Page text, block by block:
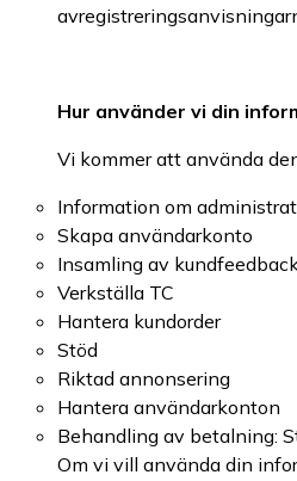
Hur använder vi din
Vi kommer att använda
Information om
Skapa användarkonto
Insamling av
Verkställa TC
Hantera kundorder
Stöd
Riktad annonsering
Hantera användarkonton
Behandling av betalning:
Om vi vill använda din